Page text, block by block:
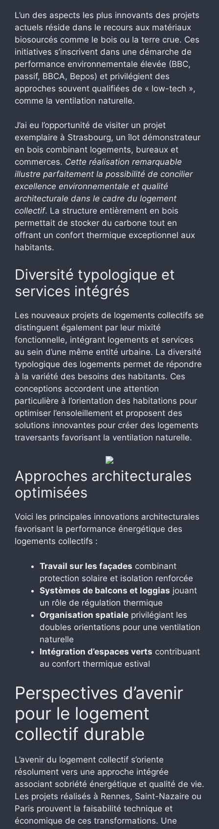
L’un des aspects les plus innovants des projets
actuels réside dans le recours aux matériaux
biosourcés comme le bois ou la terre crue. Ces
initiatives s’inscrivent dans une démarche de
performance environnementale élevée (BBC,
passif, BBCA, Bepos) et privilégient des
approches souvent qualifiées de « low-tech »,
comme la ventilation naturelle.
J’ai eu l’opportunité de visiter un projet
exemplaire à Strasbourg, un îlot démonstrateur
en bois combinant logements, bureaux et
commerces. Cette réalisation remarquable
illustre parfaitement la possibilité de concilier
excellence environnementale et qualité
architecturale dans le cadre du logement
collectif. La structure entièrement en bois
permettait de stocker du carbone tout en
offrant un confort thermique exceptionnel aux
habitants.
Diversité typologique et
services intégrés
Les nouveaux projets de logements collectifs se
distinguent également par leur mixité
fonctionnelle, intégrant logements et services
au sein d’une même entité urbaine. La diversité
typologique des logements permet de répondre
à la variété des besoins des habitants. Ces
conceptions accordent une attention
particulière à l’orientation des habitations pour
optimiser l’ensoleillement et proposent des
solutions innovantes pour créer des logements
traversants favorisant la ventilation naturelle.
Approches architecturales
optimisées
Voici les principales innovations architecturales
favorisant la performance énergétique des
logements collectifs :
Travail sur les façades combinant
protection solaire et isolation renforcée
Systèmes de balcons et loggias jouant
un rôle de régulation thermique
Organisation spatiale privilégiant les
doubles orientations pour une ventilation
naturelle
Intégration d’espaces verts contribuant
au confort thermique estival
Perspectives d’avenir
pour le logement
collectif durable
L’avenir du logement collectif s’oriente
résolument vers une approche intégrée
associant sobriété énergétique et qualité de vie.
Les projets réalisés à Rennes, Saint-Nazaire ou
Paris prouvent la faisabilité technique et
économique de ces transformations. Une